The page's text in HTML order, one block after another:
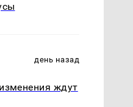
день назад
ждут